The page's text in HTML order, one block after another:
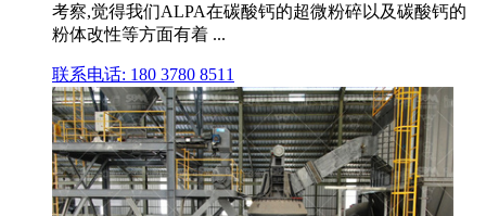
考察,觉得我们ALPA在碳酸钙的超微粉碎以及碳酸钙的
粉体改性等方面有着 ...
联系电话: 180 3780 8511